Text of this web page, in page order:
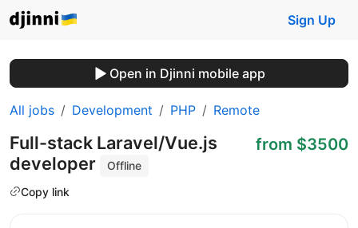
Sign Up
Open in Djinni mobile app
All jobs Development PHP Remote
Full-stack Laravel/Vue.js
developer
Offline
Copy link
from $3500